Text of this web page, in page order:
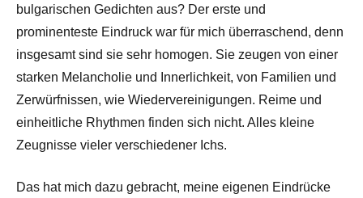
bulgarischen Gedichten aus? Der erste und
prominenteste Eindruck war für mich überraschend, denn
insgesamt sind sie sehr homogen. Sie zeugen von einer
starken Melancholie und Innerlichkeit, von Familien und
Zerwürfnissen, wie Wiedervereinigungen. Reime und
einheitliche Rhythmen finden sich nicht. Alles kleine
Zeugnisse vieler verschiedener Ichs.
Das hat mich dazu gebracht, meine eigenen Eindrücke